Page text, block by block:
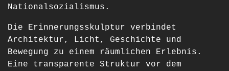
Nationalsozialismus.
Die Erinnerungsskulptur verbindet
Architektur, Licht, Geschichte und
Bewegung zu einem räumlichen Erlebnis.
Eine transparente Struktur vor dem